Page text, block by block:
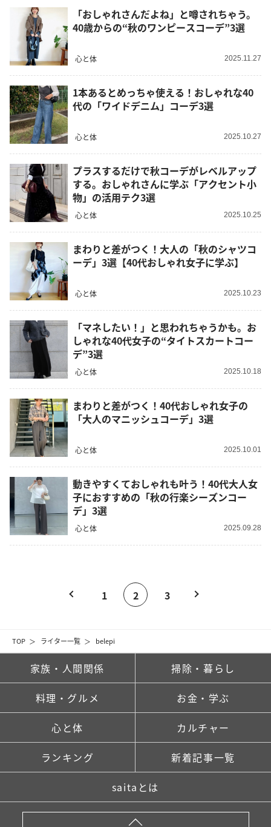
TOP ライター一覧 belepi
「おしゃれさんだよね」と噂されちゃう。
40歳からの“秋のワンピースコーデ”3選
心と体 2025.11.27
1本あるとめっちゃ使える！おしゃれな40
代の「ワイドデニム」コーデ3選
心と体 2025.10.27
プラスするだけで秋コーデがレベルアップ
する。おしゃれさんに学ぶ「アクセント小
物」の活用テク3選
心と体 2025.10.25
まわりと差がつく！大人の「秋のシャツコ
ーデ」3選【40代おしゃれ女子に学ぶ】
心と体 2025.10.23
「マネしたい！」と思われちゃうかも。お
しゃれな40代女子の“タイトスカートコー
デ”3選
心と体 2025.10.18
まわりと差がつく！40代おしゃれ女子の
「大人のマニッシュコーデ」3選
心と体 2025.10.01
動きやすくておしゃれも叶う！40代大人女
子におすすめの「秋の行楽シーズンコー
デ」3選
心と体 2025.09.28
1 2 3
家族・人間関係 掃除・暮らし
料理・グルメ お金・学ぶ
心と体 カルチャー
ランキング 新着記事一覧
saitaとは